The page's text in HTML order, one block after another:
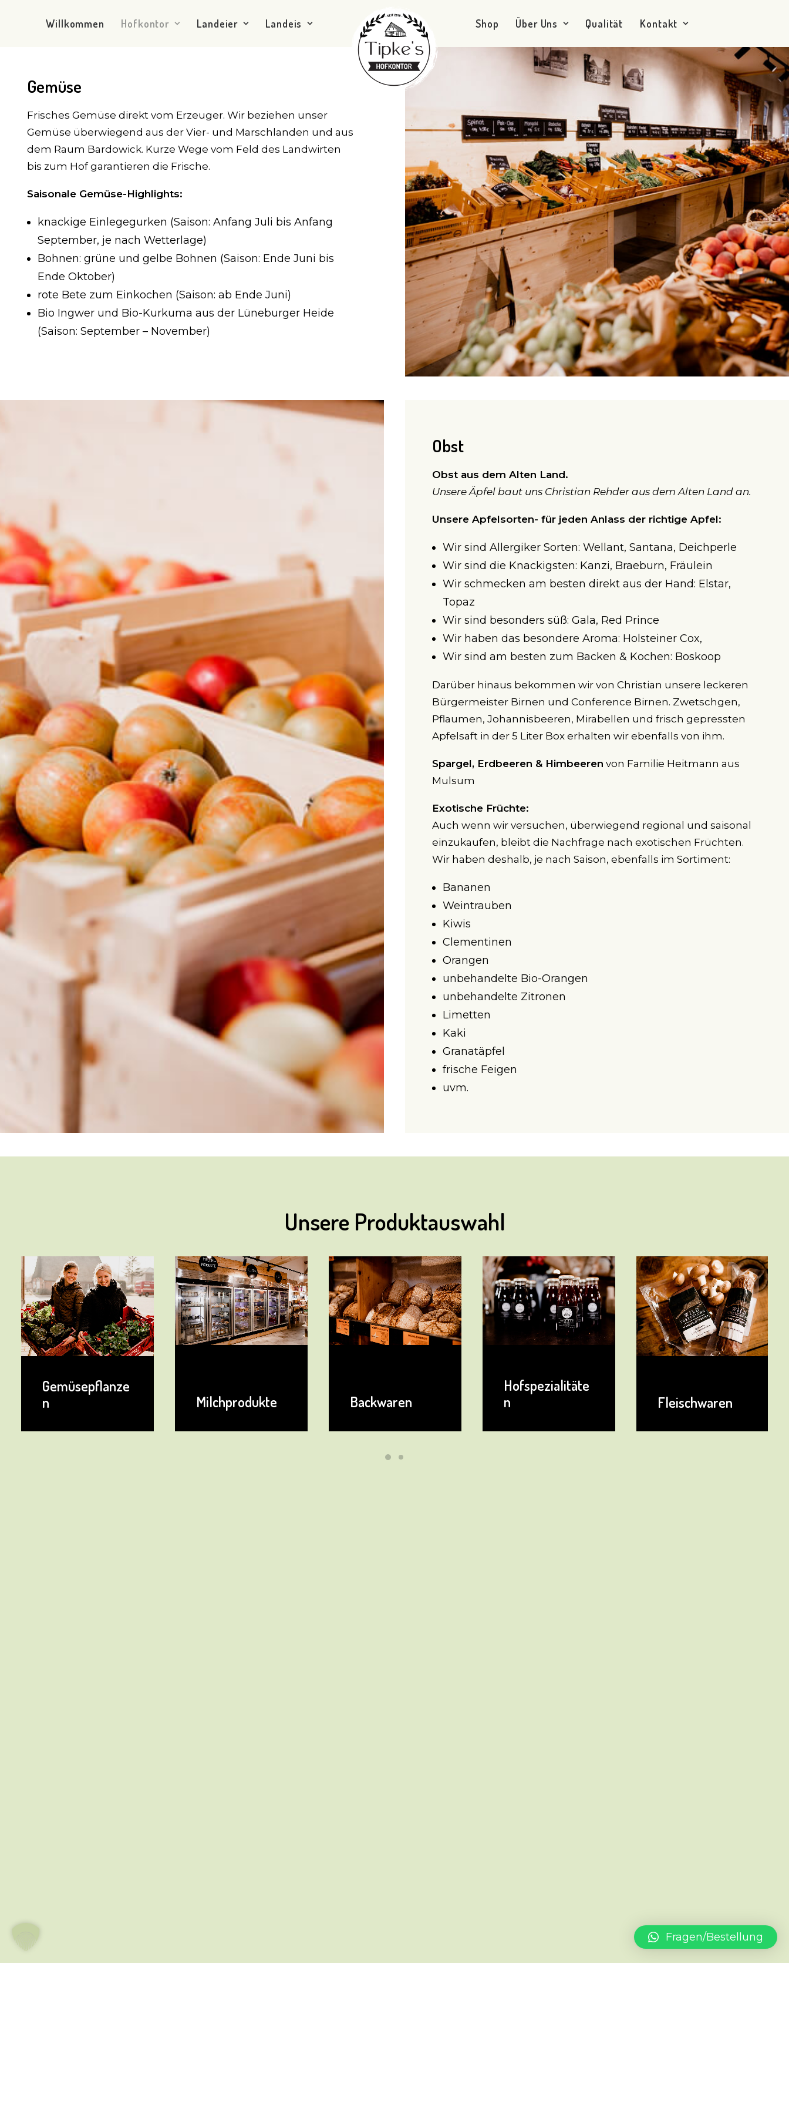
Willkommen Hofkontor Landeier Landeis Shop Über Uns Qualität Kontakt
Gemüse
Frisches Gemüse direkt vom Erzeuger. Wir beziehen unser
Gemüse überwiegend aus der Vier- und Marschlanden und aus
dem Raum Bardowick. Kurze Wege vom Feld des Landwirten
bis zum Hof garantieren die Frische.
Saisonale Gemüse-Highlights:
knackige Einlegegurken (Saison: Anfang Juli bis Anfang
September, je nach Wetterlage)
Bohnen: grüne und gelbe Bohnen (Saison: Ende Juni bis
Ende Oktober)
rote Bete zum Einkochen (Saison: ab Ende Juni)
Bio Ingwer und Bio-Kurkuma aus der Lüneburger Heide
(Saison: September – November)
Obst
Obst aus dem Alten Land.
Unsere Äpfel baut uns Christian Rehder aus dem Alten Land an.
Unsere Apfelsorten- für jeden Anlass der richtige Apfel:
Wir sind Allergiker Sorten: Wellant, Santana, Deichperle
Wir sind die Knackigsten: Kanzi, Braeburn, Fräulein
Wir schmecken am besten direkt aus der Hand: Elstar,
Topaz
Wir sind besonders süß: Gala, Red Prince
Wir haben das besondere Aroma: Holsteiner Cox,
Wir sind am besten zum Backen & Kochen: Boskoop
Darüber hinaus bekommen wir von Christian unsere leckeren
Bürgermeister Birnen und Conference Birnen. Zwetschgen,
Pflaumen, Johannisbeeren, Mirabellen und frisch gepressten
Apfelsaft in der 5 Liter Box erhalten wir ebenfalls von ihm.
Spargel, Erdbeeren & Himbeeren von Familie Heitmann aus
Mulsum
Exotische Früchte:
Auch wenn wir versuchen, überwiegend regional und saisonal
einzukaufen, bleibt die Nachfrage nach exotischen Früchten.
Wir haben deshalb, je nach Saison, ebenfalls im Sortiment:
Bananen
Weintrauben
Kiwis
Clementinen
Orangen
unbehandelte Bio-Orangen
unbehandelte Zitronen
Limetten
Kaki
Granatäpfel
frische Feigen
uvm.
Unsere Produktauswahl
Milchprodukte Backwaren
n
Fleischwaren Feinkost
Fragen/Bestellung